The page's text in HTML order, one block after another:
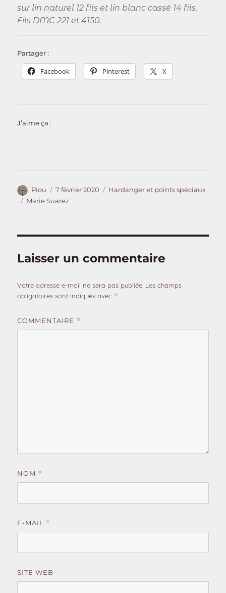
sur lin naturel 12 fils et lin blanc cassé 14 fils.
Fils DMC 221 et 4150.
Partager :
Facebook Pinterest X
J’aime ça :
Auteur
Piou
Publié
le
7 février 2020 Catégories
Hardanger et points spéciaux
Étiquettes
Marie Suarez
Laisser un commentaire
Votre adresse e-mail ne sera pas publiée. Les champs
obligatoires sont indiqués avec *
COMMENTAIRE *
NOM *
E-MAIL *
SITE WEB